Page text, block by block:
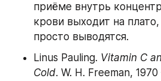
приёме внутрь
крови выходит на
просто выводятся.
Linus Pauling. Vitamin C
Cold. W. H. Freeman,